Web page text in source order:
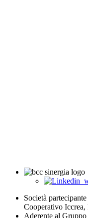
Società
Cooperativo
Aderente al